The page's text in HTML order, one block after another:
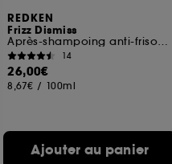
REDKEN
Frizz Dismiss
Après-shampoing anti-frisottis cheveux fins et cheveux épais
14
26,00€
8,67€ / 100ml
Ajouter au panier